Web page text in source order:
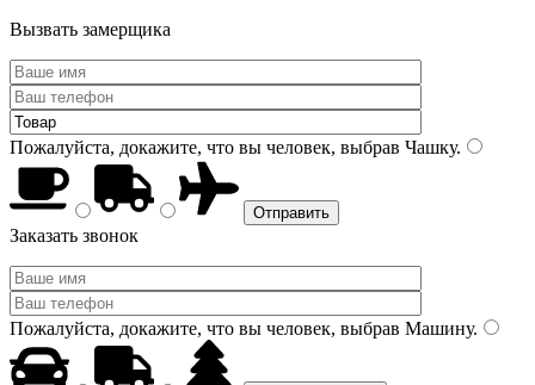
Вызвать замерщика
Пожалуйста, докажите, что вы человек, выбрав Чашку.
Заказать звонок
Пожалуйста, докажите, что вы человек, выбрав Машину.